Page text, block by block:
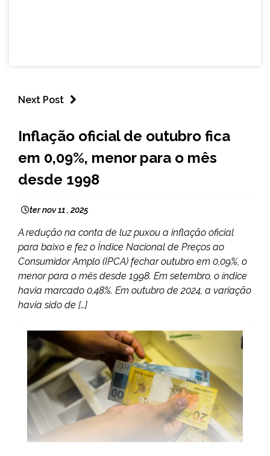
Next Post
NOTÍCIAS
Inflação oficial de outubro fica
em 0,09%, menor para o mês
desde 1998
ter nov 11 , 2025
A redução na conta de luz puxou a inflação oficial
para baixo e fez o Índice Nacional de Preços ao
Consumidor Amplo (IPCA) fechar outubro em 0,09%, o
menor para o mês desde 1998. Em setembro, o índice
havia marcado 0,48%. Em outubro de 2024, a variação
havia sido de […]